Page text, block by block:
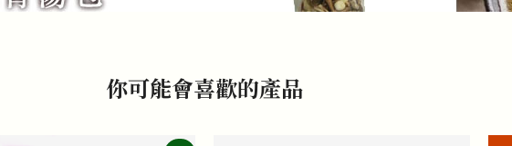
你可能會喜歡的產品